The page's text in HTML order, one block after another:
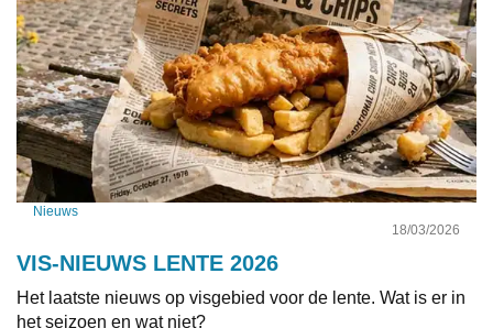
Nieuws
18/03/2026
VIS-NIEUWS LENTE 2026
Het laatste nieuws op visgebied voor de lente. Wat is er in
het seizoen en wat niet?